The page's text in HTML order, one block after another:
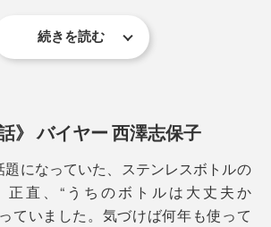
、医療器具や食器にも使われる、
ミックに配合。硬度・耐摩耗性に優れ
収まる サイズ。
も、機能性だけではありません。ミニ
続きを読む
》 バイヤー 西澤志保子
題になっていた、ステンレスボトルの
正直、“うちのボトルは大丈夫か
ていました。気づけば何年も使って